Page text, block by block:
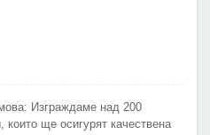
Изграждаме над 200
които ще осигурят качествена